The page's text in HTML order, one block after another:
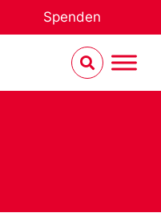
Spenden